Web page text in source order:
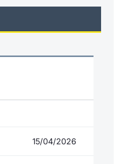
15/04/2026